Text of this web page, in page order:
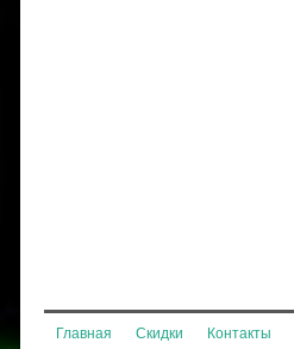
Главная Скидки Контакты